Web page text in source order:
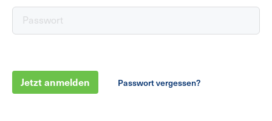
Jetzt anmelden Passwort vergessen?